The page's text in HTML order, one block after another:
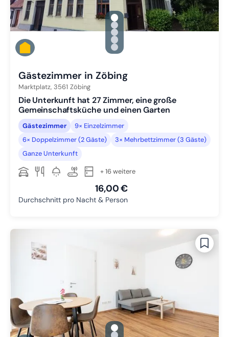
gallery.slide_selector
Zu Slide 1 wechseln
Zu Slide 2 wechseln
Zu Slide 3 wechseln
Zu Slide 4 wechseln
Zu Slide 5 wechseln
Gästezimmer in Zöbing
Marktplatz, 3561 Zöbing
Die Unterkunft hat 27 Zimmer, eine große
Gemeinschaftsküche und einen Garten
Gästezimmer
9× Einzelzimmer
6× Doppelzimmer (2 Gäste)
3× Mehrbettzimmer (3 Gäste)
Ganze Unterkunft
+ 16 weitere
16,00 €
Durchschnitt pro Nacht & Person
gallery.slide_selector